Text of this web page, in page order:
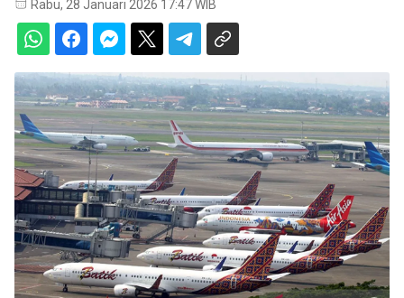
Rabu, 28 Januari 2026 17:47 WIB